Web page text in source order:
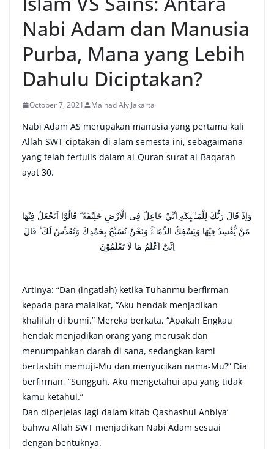
Nabi Adam dan Manusia
Purba, Mana yang Lebih
Dahulu Diciptakan?
October 7, 2021 Ma'had Aly Jakarta
Nabi Adam AS merupakan manusia yang pertama kali
Allah SWT ciptakan di alam semesta ini, sebagaimana
yang telah tertulis dalam al-Quran surat al-Baqarah
ayat 30.
وَاِذْ قَالَ رَبُّكَ لِلْمَلٰۤىِٕكَةِ ِانِّيْ جَاعِلٌ فِى الْاَرْضِ خَلِيْفَةً ۗ قَالُوْٓا اَتَجْعَلُ فِيْهَا
مَنْ يُّفْسِدُ فِيْهَا وَيَسْفِكُ الدِّمَاۤءَۚ وَنَحْنُ نُسَبِّحُ بِحَمْدِكَ وَنُقَدِّسُ لَكَ ۗ قَالَ
اِنِّيْٓ اَعْلَمُ مَا لَا تَعْلَمُوْنَ
Artinya: “Dan (ingatlah) ketika Tuhanmu berfirman
kepada para malaikat, “Aku hendak menjadikan
khalifah di bumi.” Mereka berkata, “Apakah Engkau
hendak menjadikan orang yang merusak dan
menumpahkan darah di sana, sedangkan kami
bertasbih memuji-Mu dan menyucikan nama-Mu?” Dia
berfirman, “Sungguh, Aku mengetahui apa yang tidak
kamu ketahui.”
Dan diperjelas lagi dalam kitab Qashashul Anbiya’
bahwa Allah SWT menjadikan Nabi Adam sesuai
dengan bentuknya.